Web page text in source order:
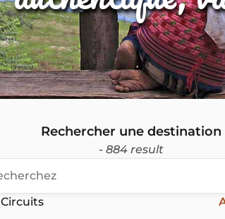
Rechercher une destination
- 884 result
Circuits